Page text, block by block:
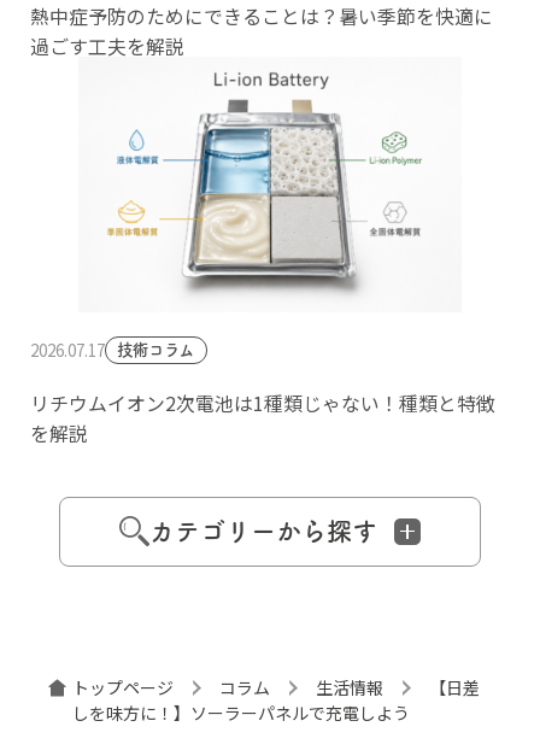
熱中症予防のためにできることは？暑い季節を快適に
過ごす工夫を解説
2026.07.17 技術コラム
リチウムイオン2次電池は1種類じゃない！種類と特徴
を解説
カテゴリーから探す
トップページ コラム 生活情報
【日差
しを味方に！】ソーラーパネルで充電しよう